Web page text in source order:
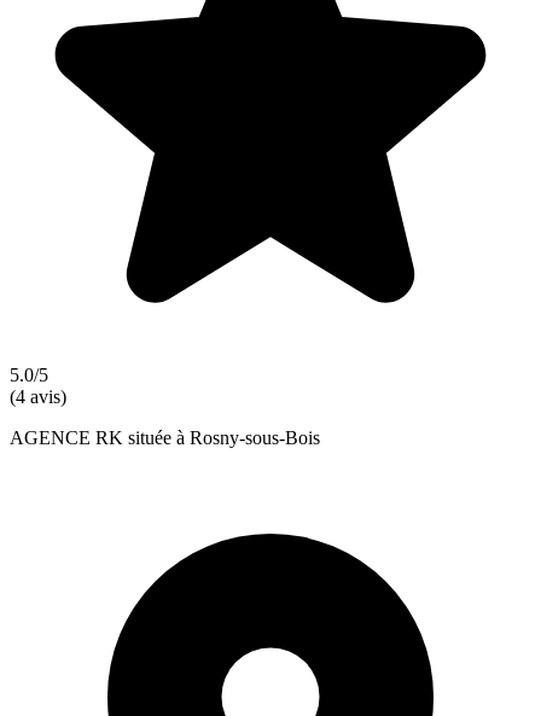
5.0/5
(4 avis)
AGENCE RK située à Rosny-sous-Bois